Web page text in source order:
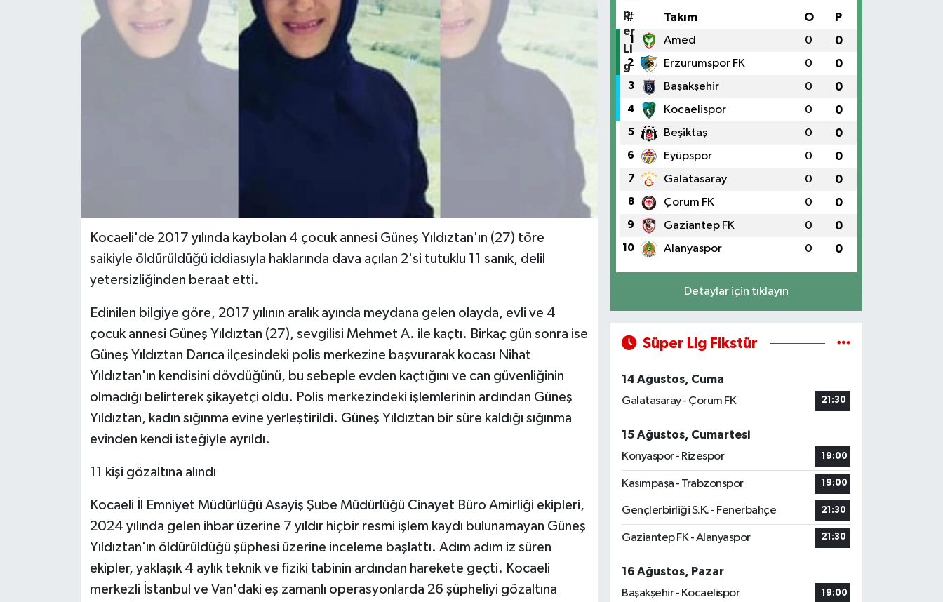
Kocaeli'de 2017 yılında kaybolan 4 çocuk annesi Güneş Yıldıztan'ın (27) töre
saikiyle öldürüldüğü iddiasıyla haklarında dava açılan 2'si tutuklu 11 sanık, delil
yetersizliğinden beraat etti.
Edinilen bilgiye göre, 2017 yılının aralık ayında meydana gelen olayda, evli ve 4
çocuk annesi Güneş Yıldıztan (27), sevgilisi Mehmet A. ile kaçtı. Birkaç gün sonra ise
Güneş Yıldıztan Darıca ilçesindeki polis merkezine başvurarak kocası Nihat
Yıldıztan'ın kendisini dövdüğünü, bu sebeple evden kaçtığını ve can güvenliğinin
olmadığı belirterek şikayetçi oldu. Polis merkezindeki işlemlerinin ardından Güneş
Yıldıztan, kadın sığınma evine yerleştirildi. Güneş Yıldıztan bir süre kaldığı sığınma
evinden kendi isteğiyle ayrıldı.
11 kişi gözaltına alındı
Kocaeli İl Emniyet Müdürlüğü Asayiş Şube Müdürlüğü Cinayet Büro Amirliği ekipleri,
2024 yılında gelen ihbar üzerine 7 yıldır hiçbir resmi işlem kaydı bulunamayan Güneş
Yıldıztan'ın öldürüldüğü şüphesi üzerine inceleme başlattı. Adım adım iz süren
ekipler, yaklaşık 4 aylık teknik ve fiziki tabinin ardından harekete geçti. Kocaeli
merkezli İstanbul ve Van'daki eş zamanlı operasyonlarda 26 şüpheliyi gözaltına
# Takım O P
1 Amed 0 0
2 Erzurumspor FK 0 0
3 Başakşehir 0 0
4 Kocaelispor 0 0
5 Beşiktaş 0 0
6 Eyüpspor 0 0
7 Galatasaray 0 0
8 Çorum FK 0 0
9 Gaziantep FK 0 0
10 Alanyaspor 0 0
Detaylar için tıklayın
Süper Lig Fikstür
14 Ağustos, Cuma
Galatasaray - Çorum FK
21:30
15 Ağustos, Cumartesi
Konyaspor - Rizespor
19:00
Kasımpaşa - Trabzonspor 19:00
Gençlerbirliği S.K. - Fenerbahçe 21:30
Gaziantep FK - Alanyaspor 21:30
16 Ağustos, Pazar
Başakşehir - Kocaelispor
19:00